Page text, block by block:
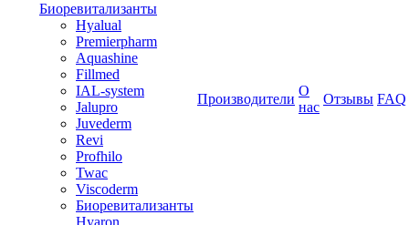
Биоревитализанты
Hyalual
Premierpharm
Aquashine
Fillmed
IAL-system
Jalupro
Juvederm
Revi
Profhilo
Twac
Viscoderm
Биоревитализанты
Hyaron
Производители
О
нас
Отзывы FAQ